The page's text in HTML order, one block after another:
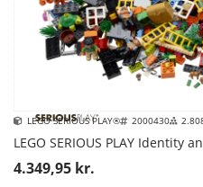
LEGO SERIOUS PLAY® 2000430
LEGO SERIOUS PLAY Identity
4.349,95 kr.